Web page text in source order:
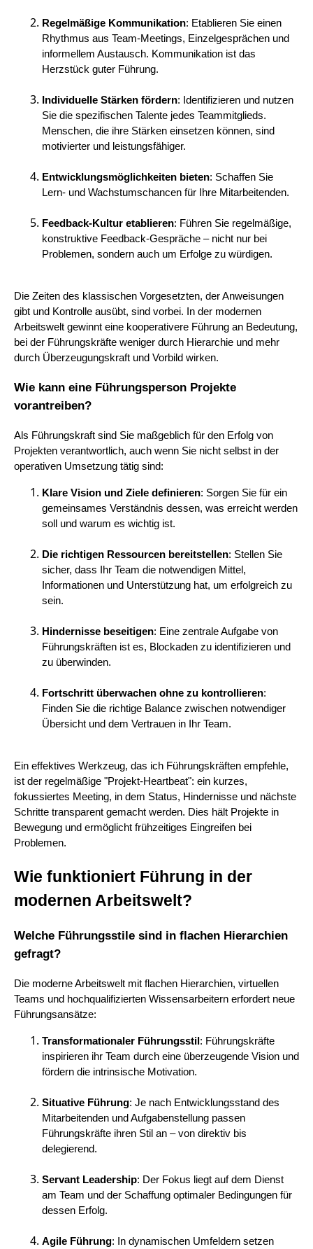
Regelmäßige Kommunikation: Etablieren Sie einen
Rhythmus aus Team-Meetings, Einzelgesprächen und
informellem Austausch. Kommunikation ist das
Herzstück guter Führung.
Individuelle Stärken fördern: Identifizieren und nutzen
Sie die spezifischen Talente jedes Teammitglieds.
Menschen, die ihre Stärken einsetzen können, sind
motivierter und leistungsfähiger.
Entwicklungsmöglichkeiten bieten: Schaffen Sie
Lern- und Wachstumschancen für Ihre Mitarbeitenden.
Feedback-Kultur etablieren: Führen Sie regelmäßige,
konstruktive Feedback-Gespräche – nicht nur bei
Problemen, sondern auch um Erfolge zu würdigen.
Die Zeiten des klassischen Vorgesetzten, der Anweisungen
gibt und Kontrolle ausübt, sind vorbei. In der modernen
Arbeitswelt gewinnt eine kooperativere Führung an Bedeutung,
bei der Führungskräfte weniger durch Hierarchie und mehr
durch Überzeugungskraft und Vorbild wirken.
Wie kann eine Führungsperson Projekte
vorantreiben?
Als Führungskraft sind Sie maßgeblich für den Erfolg von
Projekten verantwortlich, auch wenn Sie nicht selbst in der
operativen Umsetzung tätig sind:
Klare Vision und Ziele definieren: Sorgen Sie für ein
gemeinsames Verständnis dessen, was erreicht werden
soll und warum es wichtig ist.
Die richtigen Ressourcen bereitstellen: Stellen Sie
sicher, dass Ihr Team die notwendigen Mittel,
Informationen und Unterstützung hat, um erfolgreich zu
sein.
Hindernisse beseitigen: Eine zentrale Aufgabe von
Führungskräften ist es, Blockaden zu identifizieren und
zu überwinden.
Fortschritt überwachen ohne zu kontrollieren:
Finden Sie die richtige Balance zwischen notwendiger
Übersicht und dem Vertrauen in Ihr Team.
Ein effektives Werkzeug, das ich Führungskräften empfehle,
ist der regelmäßige "Projekt-Heartbeat": ein kurzes,
fokussiertes Meeting, in dem Status, Hindernisse und nächste
Schritte transparent gemacht werden. Dies hält Projekte in
Bewegung und ermöglicht frühzeitiges Eingreifen bei
Problemen.
Wie funktioniert Führung in der
modernen Arbeitswelt?
Welche Führungsstile sind in flachen Hierarchien
gefragt?
Die moderne Arbeitswelt mit flachen Hierarchien, virtuellen
Teams und hochqualifizierten Wissensarbeitern erfordert neue
Führungsansätze:
Transformationaler Führungsstil: Führungskräfte
inspirieren ihr Team durch eine überzeugende Vision und
fördern die intrinsische Motivation.
Situative Führung: Je nach Entwicklungsstand des
Mitarbeitenden und Aufgabenstellung passen
Führungskräfte ihren Stil an – von direktiv bis
delegierend.
Servant Leadership: Der Fokus liegt auf dem Dienst
am Team und der Schaffung optimaler Bedingungen für
dessen Erfolg.
Agile Führung: In dynamischen Umfeldern setzen